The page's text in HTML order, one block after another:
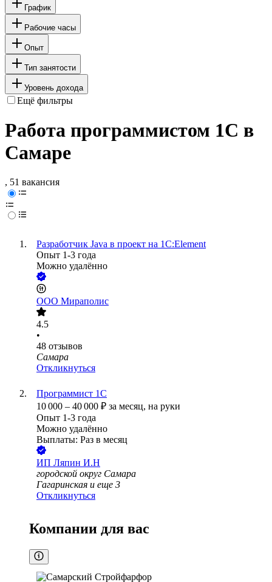
График
Рабочие часы
Опыт
Тип занятости
Уровень дохода
Ещё фильтры
Работа программистом 1C в
Самаре
, 51 вакансия
Разработчик Java в проект на 1C:Element
Опыт 1-3 года
Можно удалённо
ООО Мираполис
4.5
•
48 отзывов
Самара
Откликнуться
Программист 1С
10 000 – 40 000 ₽ за месяц, на руки
Опыт 1-3 года
Можно удалённо
Выплаты: Раз в месяц
ИП Ляпин И.Н
городской округ Самара
Гагаринская и еще 3
Откликнуться
Компании для вас